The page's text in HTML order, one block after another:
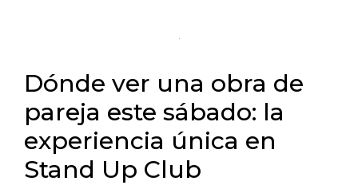
Dónde ver una obra de
pareja este sábado: la
experiencia única en
Stand Up Club